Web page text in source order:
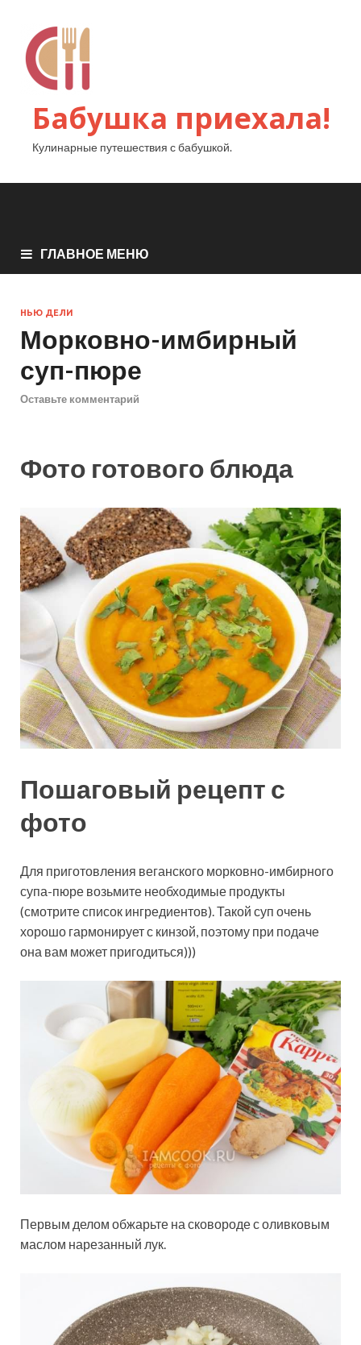
Бабушка приехала!
Кулинарные путешествия с бабушкой.
ГЛАВНОЕ МЕНЮ
НЬЮ ДЕЛИ
Морковно-имбирный
суп-пюре
Оставьте комментарий
Фото готового блюда
Пошаговый рецепт с
фото
Для приготовления веганского морковно-имбирного
супа-пюре возьмите необходимые продукты
(смотрите список ингредиентов). Такой суп очень
хорошо гармонирует с кинзой, поэтому при подаче
она вам может пригодиться)))
Первым делом обжарьте на сковороде с оливковым
маслом нарезанный лук.